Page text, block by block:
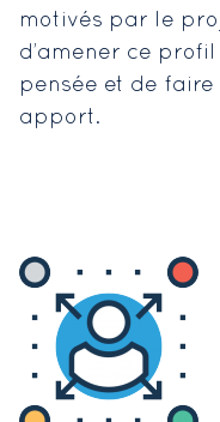
motivés par le
d’amener ce
pensée et de
apport.